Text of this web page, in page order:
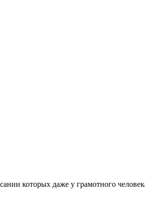
которых даже у грамотного